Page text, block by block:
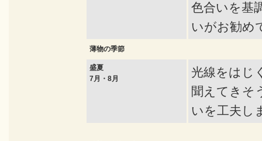
色合いを基
いがお勧め
薄物の季節
盛夏
7月・8月
光線をはじ
聞えてきそ
いを工夫し